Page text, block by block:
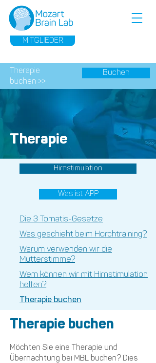
MITGLIEDER
Therapie
buchen >>
Buchen
Therapie
Hirnstimulation
Was ist APP
Die 3 Tomatis-Gesetze
Was geschieht beim Horchtraining?
Warum verwenden wir die
Mutterstimme?
Wem können wir mit Hirnstimulation
helfen?
Therapie buchen
Therapie buchen
Möchten Sie eine Therapie und
Übernachtung bei MBL buchen? Dies